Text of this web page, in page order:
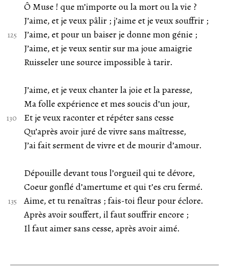
Ô Muse ! que m’importe ou la mort ou la vie ?
J’aime, et je veux pâlir ; j’aime et je veux souffrir ;
J’aime, et pour un baiser je donne mon génie ;
J’aime, et je veux sentir sur ma joue amaigrie
Ruisseler une source impossible à tarir.
J’aime, et je veux chanter la joie et la paresse,
Ma folle expérience et mes soucis d’un jour,
Et je veux raconter et répéter sans cesse
Qu’après avoir juré de vivre sans maîtresse,
J’ai fait serment de vivre et de mourir d’amour.
Dépouille devant tous l’orgueil qui te dévore,
Coeur gonflé d’amertume et qui t’es cru fermé.
Aime, et tu renaîtras ; fais-toi fleur pour éclore.
Après avoir souffert, il faut souffrir encore ;
Il faut aimer sans cesse, après avoir aimé.